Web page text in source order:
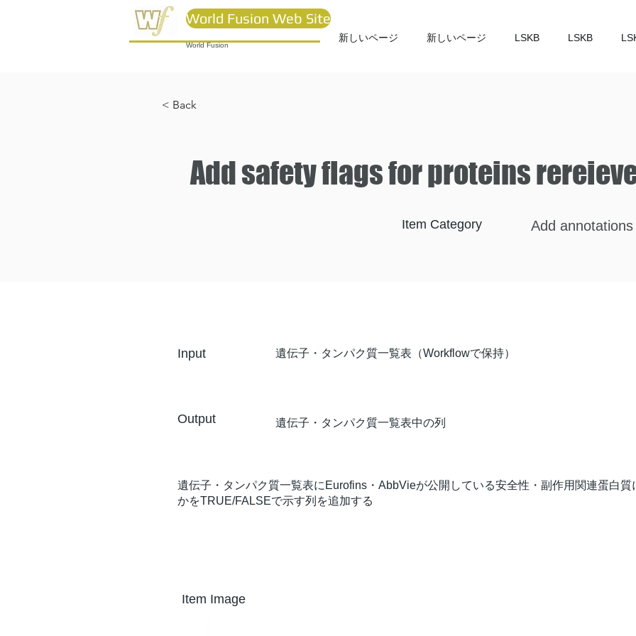
World Fusion Web Site
World Fusion
新しいページ 新しいページ LSKB LSKB
< Back
Add safety flags for proteins
Item Category Add
Input 遺伝子・タンパク質一覧表（Workflowで保持）
Output 遺伝子・タンパク質一覧表中の列
遺伝子・タンパク質一覧表にEurofins・AbbVieが公開している安全性・副作用関連蛋白質
かをTRUE/FALSEで示す列を追加する
Item Image